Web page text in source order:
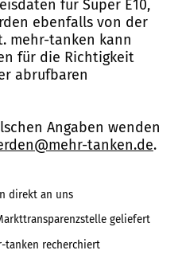
für Super E10,
ebenfalls von der
mehr-tanken kann
für die Richtigkeit
abrufbaren
Angaben wenden
tanken.de.
direkt an uns
geliefert
tanken recherchiert